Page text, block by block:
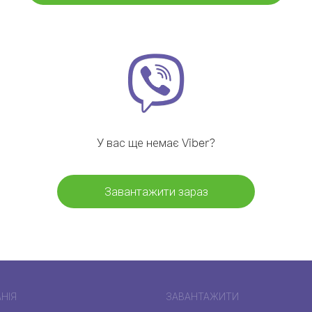
У вас ще немає Viber?
Завантажити зараз
ЗАВАНТАЖИТИ